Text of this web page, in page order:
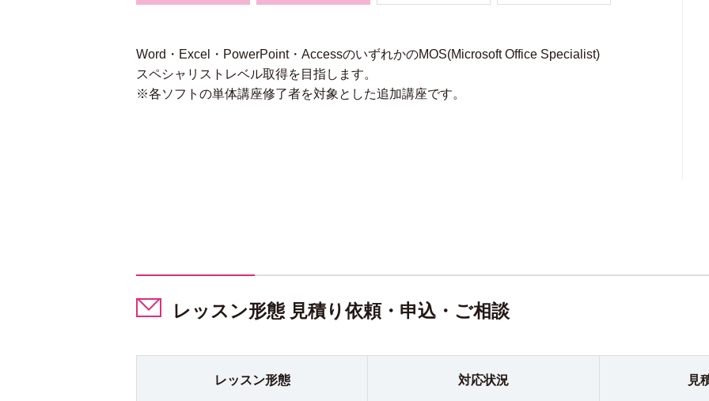
Word・Excel・PowerPoint・AccessのいずれかのMOS(Microsoft Office Specialist)
スペシャリストレベル取得を目指します。
※各ソフトの単体講座修了者を対象とした追加講座です。
レッスン形態 見積り依頼・申込・ご相談
レッスン形態 対応状況 見